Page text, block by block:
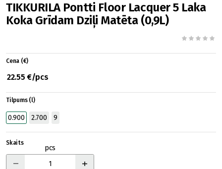
TIKKURILA Pontti Floor Lacquer 5 Laka
Koka Grīdam Dziļi Matēta (0,9L)
Cena (€)
22.55 €/pcs
Tilpums (l)
0.900 2.700 9
Skaits
pcs